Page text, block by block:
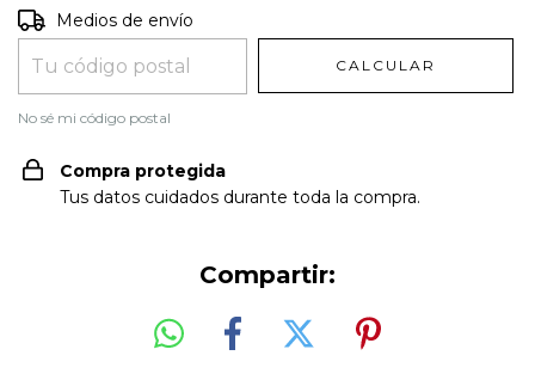
Entregas para el CP:
Medios de envío
CALCULAR
No sé mi código postal
Compra protegida
Tus datos cuidados durante toda la compra.
Compartir: